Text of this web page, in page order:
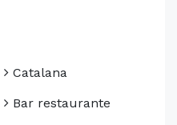
Catalana
Bar restaurante